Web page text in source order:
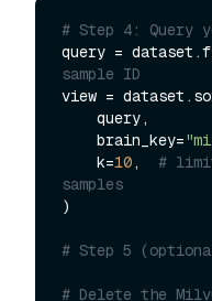
# Step 4: Query
query =
sample ID
view =
    brain_key=
    k=
10, #
samples
)
# Step 5
# Delete the